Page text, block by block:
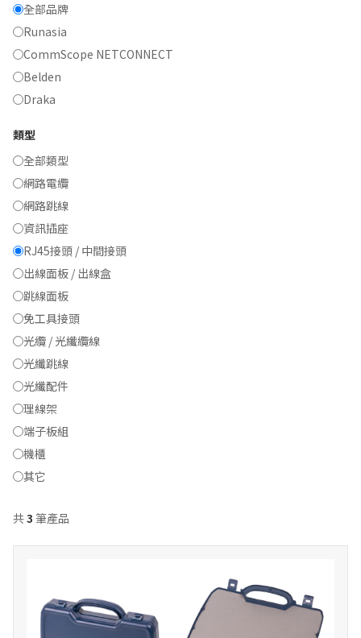
全部品牌
Runasia
CommScope NETCONNECT
Belden
Draka
類型
全部類型
網路電纜
網路跳線
資訊插座
RJ45接頭 / 中間接頭
出線面板 / 出線盒
跳線面板
免工具接頭
光纜 / 光纖纜線
光纖跳線
光纖配件
理線架
端子板組
機櫃
其它
共3 筆產品